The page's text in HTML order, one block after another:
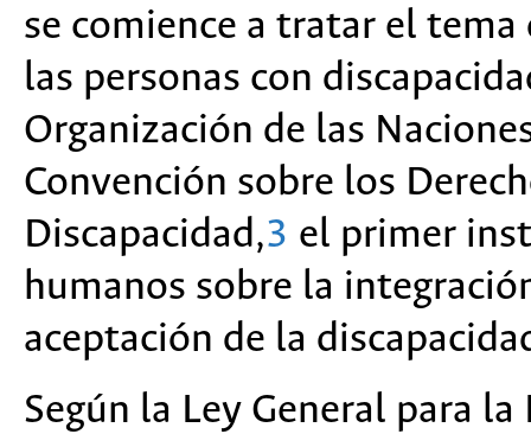
se comience a tratar el
las personas con
Organización de las
Convención sobre los
Discapacidad,3 el primer
humanos sobre la
aceptación de la
Según la Ley General para